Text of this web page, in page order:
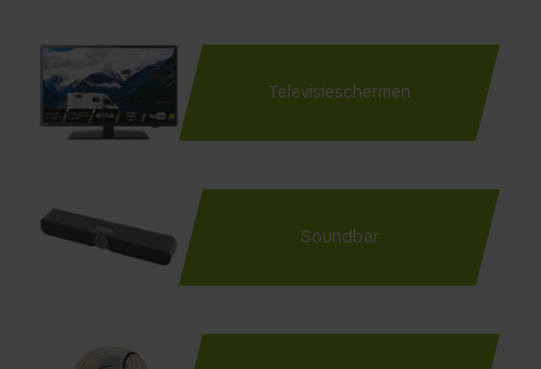
Televisieschermen
Soundbar